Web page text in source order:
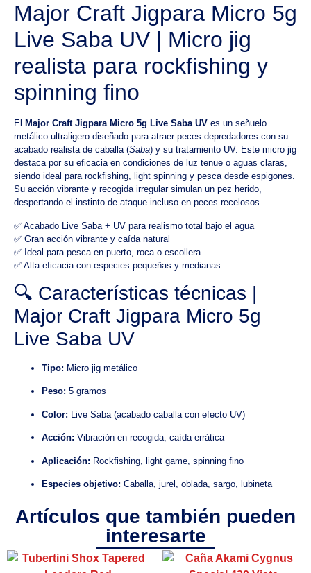
Major Craft Jigpara Micro 5g
Live Saba UV | Micro jig
realista para rockfishing y
spinning fino
El Major Craft Jigpara Micro 5g Live Saba UV es un señuelo
metálico ultraligero diseñado para atraer peces depredadores con su
acabado realista de caballa (Saba) y su tratamiento UV. Este micro jig
destaca por su eficacia en condiciones de luz tenue o aguas claras,
siendo ideal para rockfishing, light spinning y pesca desde espigones.
Su acción vibrante y recogida irregular simulan un pez herido,
despertando el instinto de ataque incluso en peces recelosos.
✅ Acabado Live Saba + UV para realismo total bajo el agua
✅ Gran acción vibrante y caída natural
✅ Ideal para pesca en puerto, roca o escollera
✅ Alta eficacia con especies pequeñas y medianas
🔍 Características técnicas |
Major Craft Jigpara Micro 5g
Live Saba UV
Tipo: Micro jig metálico
Peso: 5 gramos
Color: Live Saba (acabado caballa con efecto UV)
Acción: Vibración en recogida, caída errática
Aplicación: Rockfishing, light game, spinning fino
Especies objetivo: Caballa, jurel, oblada, sargo, lubineta
Artículos que también pueden
interesarte